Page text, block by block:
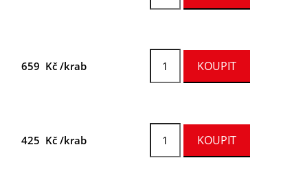
659 Kč /krab
425 Kč /krab